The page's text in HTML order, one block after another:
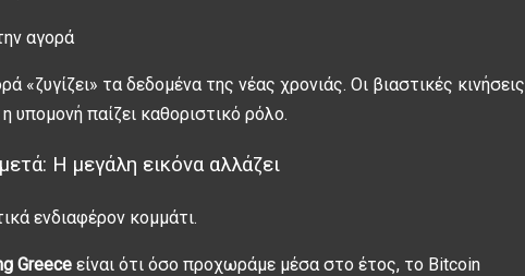
αγορά
«ζυγίζει» τα δεδομένα της νέας χρονιάς. Οι βιαστικές κινήσεις
υπομονή παίζει καθοριστικό ρόλο.
Η μεγάλη εικόνα αλλάζει
ενδιαφέρον κομμάτι.
Greece είναι ότι όσο προχωράμε μέσα στο έτος, το Bitcoin